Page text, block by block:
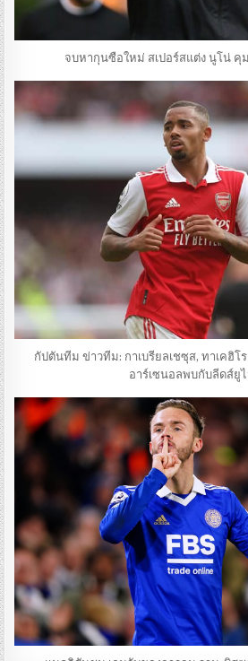
จบหากุนซือใหม่ สเปอร์สแต่ง นูโน่ คุ
กัปตันทีม ข่าวทีม: กาเบรียลเชซุส, ทาเคฮิโ
อาร์เซนอลพบกับลีดส์ยูไ